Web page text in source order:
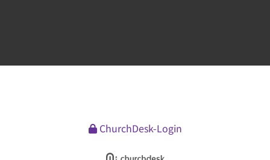
ChurchDesk-Login